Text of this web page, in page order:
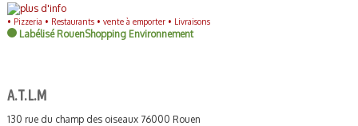
• Pizzeria • Restaurants • vente à emporter • Livraisons
Labélisé RouenShopping Environnement
A.T.L.M
130 rue du champ des oiseaux 76000 Rouen